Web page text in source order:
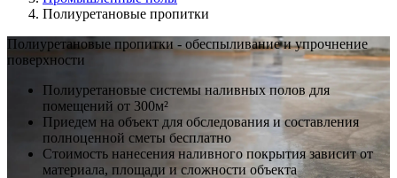
Полиуретановые пропитки
Полиуретановые пропитки - обеспыливание и упрочнение
поверхности
Полиуретановые системы наливных полов для
помещений от 300м²
Приедем на объект для обследования и составления
полноценной сметы бесплатно
Стоимость нанесения наливного покрытия зависит от
материала, площади и сложности объекта